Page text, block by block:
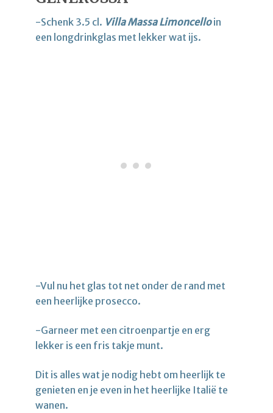
-Schenk 3.5 cl. Villa Massa Limoncelloin
een longdrinkglas met lekker wat ijs.
-Vul nu het glas tot net onder de rand met
een heerlijke prosecco.
-Garneer met een citroenpartje en erg
lekker is een fris takje munt.
Dit is alles wat je nodig hebt om heerlijk te
genieten en je even in het heerlijke Italië te
wanen.